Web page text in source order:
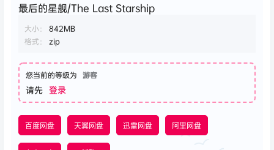
最后的星舰/The Last Starship
大小：
842MB
格式：
zip
您当前的等级为 游客
请先 登录
百度网盘 天翼网盘 迅雷网盘 阿里网盘